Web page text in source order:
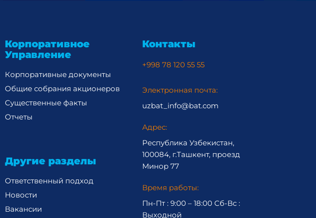
Корпоративное
Управление
Корпоративные документы
Общие собрания акционеров
Существенные факты
Отчеты
Другие разделы
Ответственный подход
Новости
Вакансии
Контакты
+998 78 120 55 55
Электронная почта:
uzbat_info@bat.com
Адрес:
Республика Узбекистан,
100084, г.Ташкент, проезд
Минор 77
Время работы:
Пн-Пт : 9:00 – 18:00 Сб-Вc :
Выходной